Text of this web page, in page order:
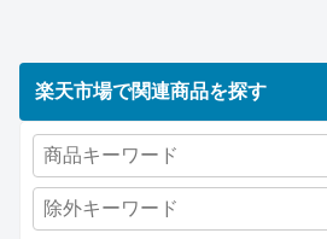
楽天市場で関連商品を探す